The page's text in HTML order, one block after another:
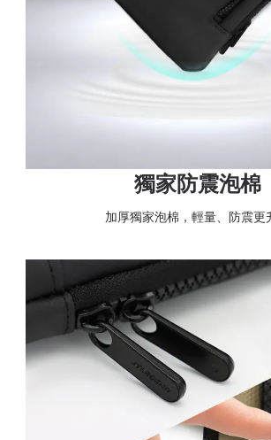
獨家防震泡棉
加厚獨家泡棉，輕量、防震更